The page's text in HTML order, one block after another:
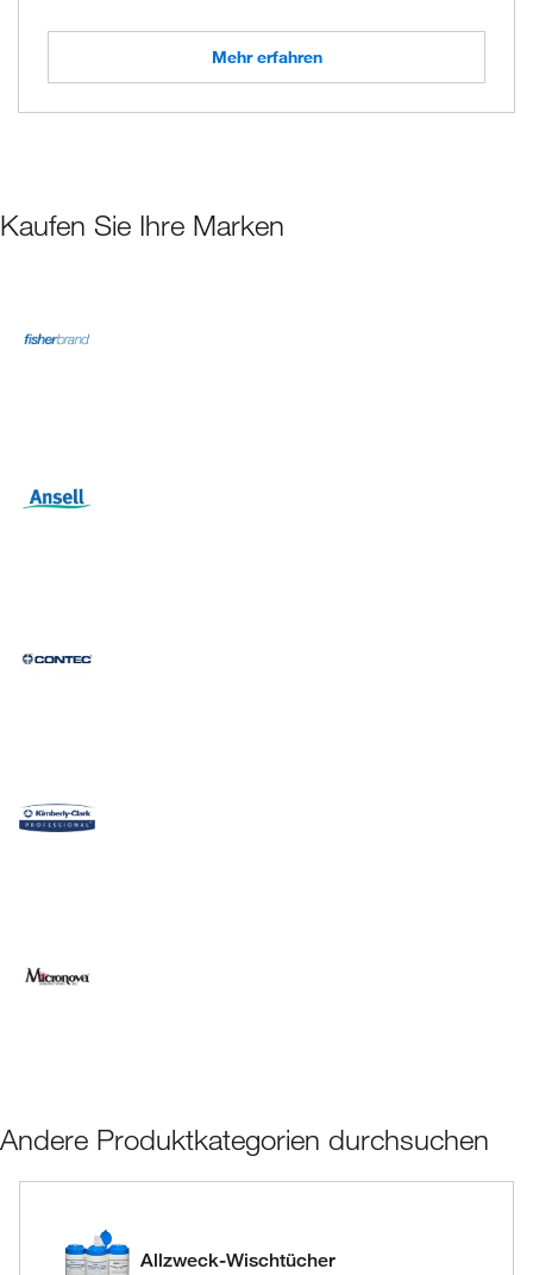
Mehr erfahren
Kaufen Sie Ihre Marken
Andere Produktkategorien durchsuchen
Allzweck-Wischtücher